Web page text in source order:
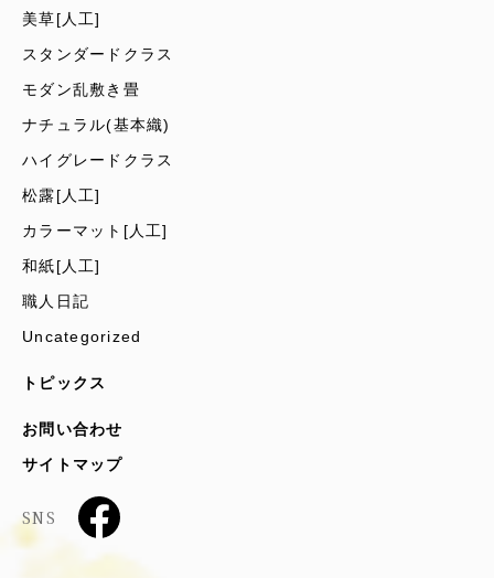
美草[人工]
スタンダードクラス
モダン乱敷き畳
ナチュラル(基本織)
ハイグレードクラス
松露[人工]
カラーマット[人工]
和紙[人工]
職人日記
Uncategorized
トピックス
お問い合わせ
サイトマップ
SNS